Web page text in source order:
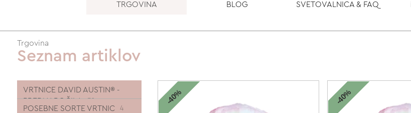
TRGOVINA BLOG SVETOVALNICA & FAQ
Trgovina
Seznam artiklov
VRTNICE DAVID AUSTIN® -
PREDNAROČILA
30
POSEBNE SORTE VRTNIC 4
-40% -40%